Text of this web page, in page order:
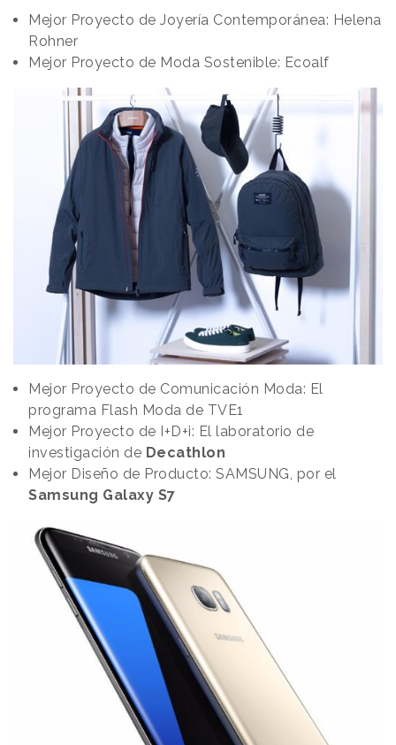
Mejor Proyecto de Joyería Contemporánea: Helena
Rohner
Mejor Proyecto de Moda Sostenible: Ecoalf
Mejor Proyecto de Comunicación Moda: El
programa Flash Moda de TVE1
Mejor Proyecto de I+D+i: El laboratorio de
investigación de Decathlon
Mejor Diseño de Producto: SAMSUNG, por el
Samsung Galaxy S7